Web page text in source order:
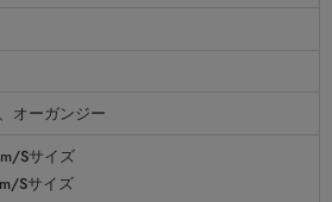
オーガンジー
Sサイズ
Sサイズ